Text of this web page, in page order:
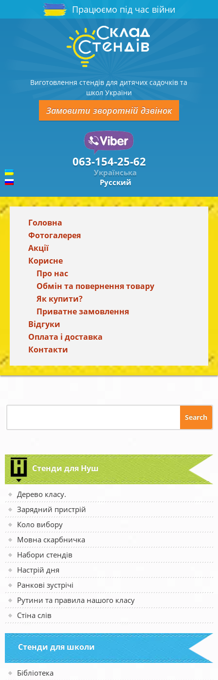
Працюємо під час війни
Виготовлення стендів для дитячих садочків та
школ України
Замовити зворотній дзвінок
063-154-25-62
Українська
Русский
Головна
Фотогалерея
Акції
Корисне
Про нас
Обмін та повернення товару
Як купити?
Приватне замовлення
Відгуки
Оплата і доставка
Контакти
Стенди для Нуш
Дерево класу.
Зарядний пристрій
Коло вибору
Мовна скарбничка
Набори стендів
Настрій дня
Ранкові зустрічі
Рутини та правила нашого класу
Стіна слів
Стенди для школи
Бібліотека